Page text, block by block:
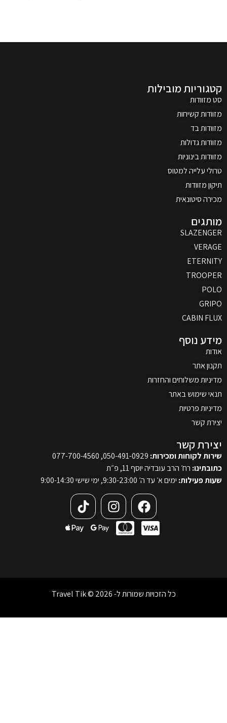
קטגוריות מובילות
סט מזוודות
מזוודות קשיחות
מזוודות בד
מזוודות גדולות
מזוודות בינוניות
טרולי עלייה למטוס
תיקון מזוודות
מכירה סיטונאית
מותגים
SLAZENGER
VERAGE
ETERNITY
TROOPER
POLO
GRIPO
CABIN FLUX
מידע נוסף
אודות
תקנון אתר
מדיניות משלוחים והחזרות
תנאי שימוש באתר
מדיניות פרטיות
יצירת קשר
יצירת קשר
שירות לקוחות ומכירות: 050-491-0929, 077-700-4560
כתובתינו: רח׳ הרב עובדיה יוסף 11, פ״ת
שעות פעילות: ימים א׳ עד ה׳ 9:30-23:00, ימי שישי 9:00-14:30
כל הזכויות שמורות ל- Travel Tik © 2026